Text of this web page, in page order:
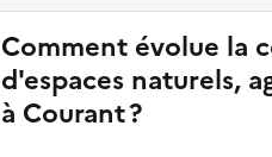
Comment évolue la
d'espaces naturels,
à Courant ?